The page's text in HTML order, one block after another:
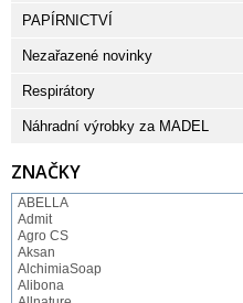
PAPÍRNICTVÍ
Nezařazené novinky
Respirátory
Náhradní výrobky za MADEL
ZNAČKY
ABELLA
Admit
Agro CS
Aksan
AlchimiaSoap
Alibona